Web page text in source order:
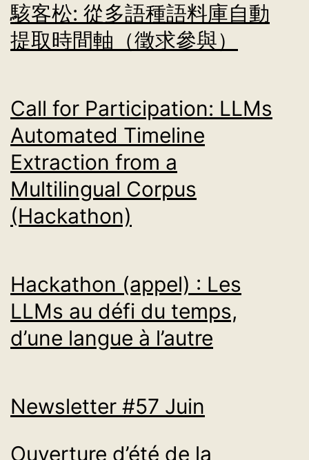
駭客松: 從多語種語料庫自動
提取時間軸（徵求參與）
Call for Participation: LLMs
Automated Timeline
Extraction from a
Multilingual Corpus
(Hackathon)
Hackathon (appel) : Les
LLMs au défi du temps,
d’une langue à l’autre
Newsletter #57 Juin
Ouverture d’été de la